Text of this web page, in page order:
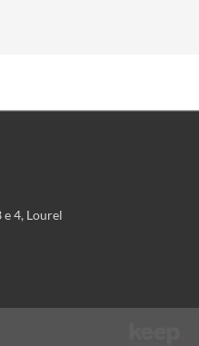
4, Lourel